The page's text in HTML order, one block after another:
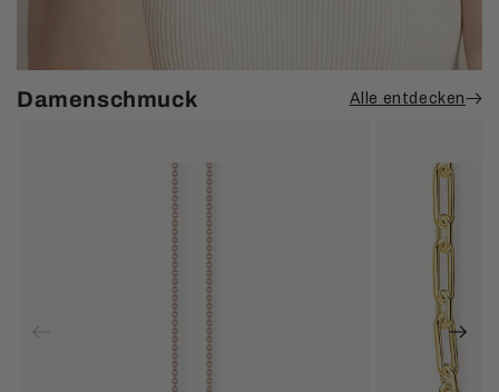
Damenschmuck Alle entdecken